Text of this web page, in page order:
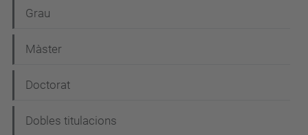
a
v
g
Grau
Màster
Doctorat
Dobles titulacions